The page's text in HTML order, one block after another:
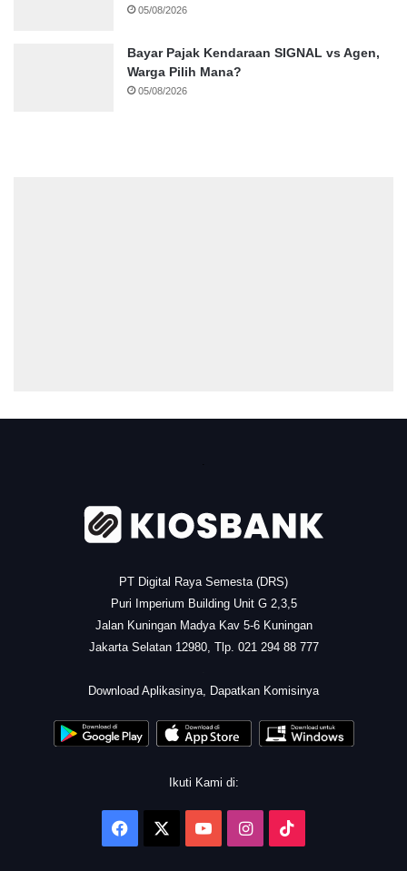
05/08/2026
Bayar Pajak Kendaraan SIGNAL vs Agen,
Warga Pilih Mana?
05/08/2026
PT Digital Raya Semesta (DRS)
Puri Imperium Building Unit G 2,3,5
Jalan Kuningan Madya Kav 5-6 Kuningan
Jakarta Selatan 12980, Tlp. 021 294 88 777
Download Aplikasinya, Dapatkan Komisinya
Ikuti Kami di:
Facebook YouTubeInstagram